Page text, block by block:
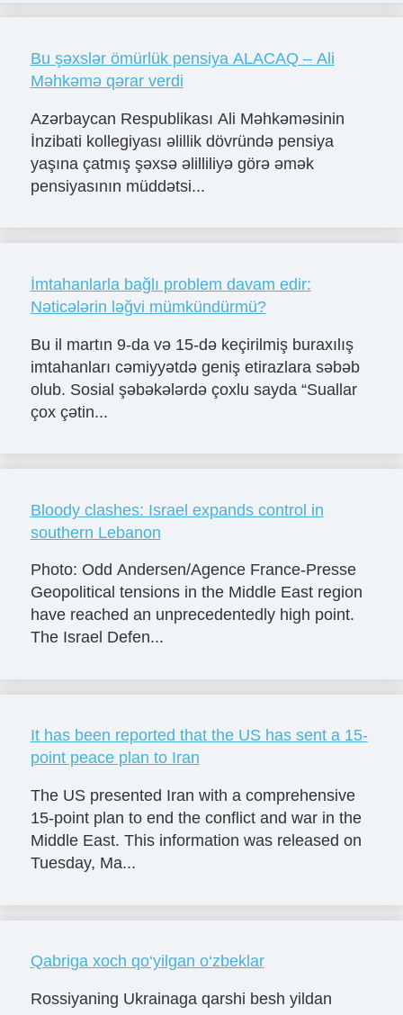
Bu şəxslər ömürlük pensiya ALACAQ – Ali
Məhkəmə qərar verdi
Azərbaycan Respublikası Ali Məhkəməsinin
İnzibati kollegiyası əlillik dövründə pensiya
yaşına çatmış şəxsə əlilliliyə görə əmək
pensiyasının müddətsi...
İmtahanlarla bağlı problem davam edir:
Nəticələrin ləğvi mümkündürmü?
Bu il martın 9-da və 15-də keçirilmiş buraxılış
imtahanları cəmiyyətdə geniş etirazlara səbəb
olub. Sosial şəbəkələrdə çoxlu sayda “Suallar
çox çətin...
Bloody clashes: Israel expands control in
southern Lebanon
Photo: Odd Andersen/Agence France-Presse
Geopolitical tensions in the Middle East region
have reached an unprecedentedly high point.
The Israel Defen...
It has been reported that the US has sent a 15-
point peace plan to Iran
The US presented Iran with a comprehensive
15-point plan to end the conflict and war in the
Middle East. This information was released on
Tuesday, Ma...
Qabriga xoch qo‘yilgan o‘zbeklar
Rossiyaning Ukrainaga qarshi besh yildan